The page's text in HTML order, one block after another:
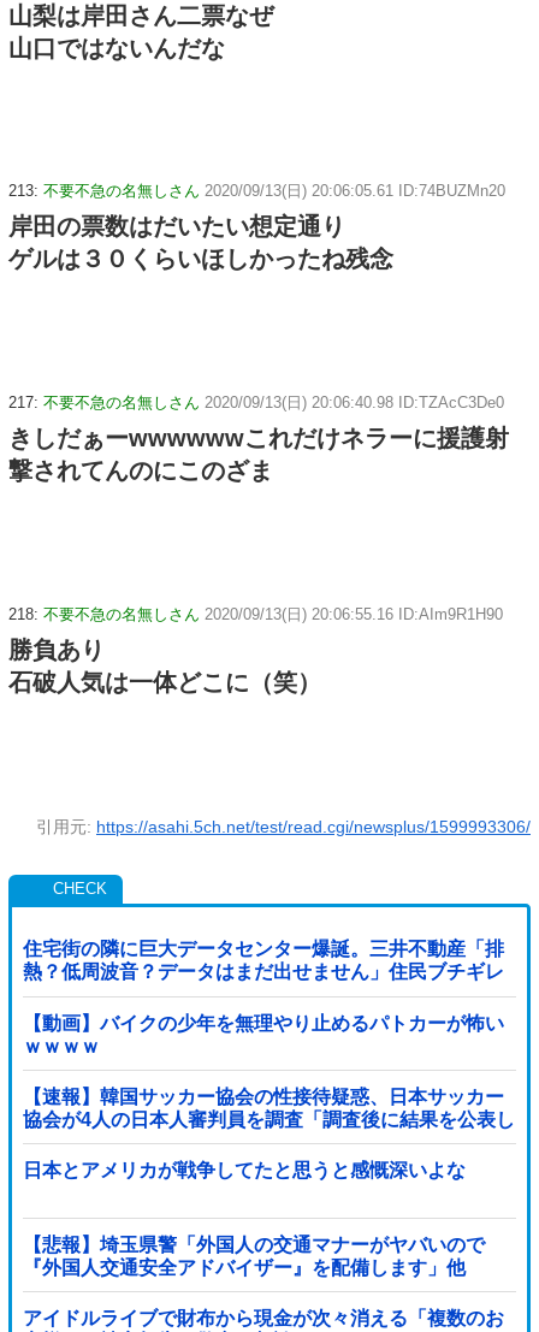
山梨は岸田さん二票なぜ
山口ではないんだな
213: 不要不急の名無しさん 2020/09/13(日) 20:06:05.61 ID:74BUZMn20
岸田の票数はだいたい想定通り
ゲルは３０くらいほしかったね残念
217: 不要不急の名無しさん 2020/09/13(日) 20:06:40.98 ID:TZAcC3De0
きしだぁーwwwwwwこれだけネラーに援護射
撃されてんのにこのざま
218: 不要不急の名無しさん 2020/09/13(日) 20:06:55.16 ID:AIm9R1H90
勝負あり
石破人気は一体どこに（笑）
引用元: https://asahi.5ch.net/test/read.cgi/newsplus/1599993306/
住宅街の隣に巨大データセンター爆誕。三井不動産「排
熱？低周波音？データはまだ出せません」住民ブチギレ
【動画】バイクの少年を無理やり止めるパトカーが怖い
ｗｗｗｗ
【速報】韓国サッカー協会の性接待疑惑、日本サッカー
協会が4人の日本人審判員を調査「調査後に結果を公表し
ます」
日本とアメリカが戦争してたと思うと感慨深いよな
【悲報】埼玉県警「外国人の交通マナーがヤバいので
『外国人交通安全アドバイザー』を配備します」他
アイドルライブで財布から現金が次々消える「複数のお